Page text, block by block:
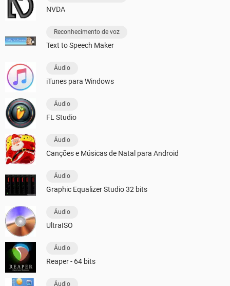
NVDA
Reconhecimento de voz
Text to Speech Maker
Áudio
iTunes para Windows
Áudio
FL Studio
Áudio
Canções e Músicas de Natal para Android
Áudio
Graphic Equalizer Studio 32 bits
Áudio
UltraISO
Áudio
Reaper - 64 bits
Áudio